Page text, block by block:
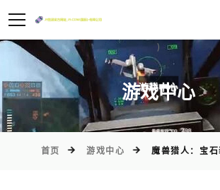
)
游戏中心
首页 游戏中心 魔兽猎人：宝